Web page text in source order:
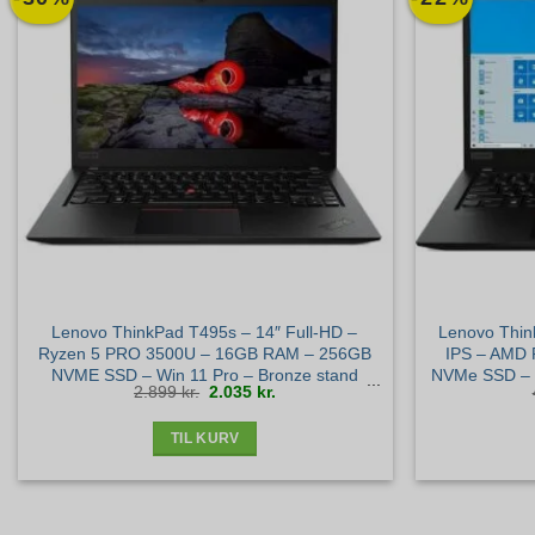
Lenovo ThinkPad T495s – 14″ Full-HD –
Ryzen 5 PRO 3500U – 16GB RAM – 256GB
NVME SSD – Win 11 Pro – Bronze stand
2.899kr. Den
oprindelige
pris
2.035 kr.
TIL KURV
Lenovo
IPS – AMD
NVMe SSD